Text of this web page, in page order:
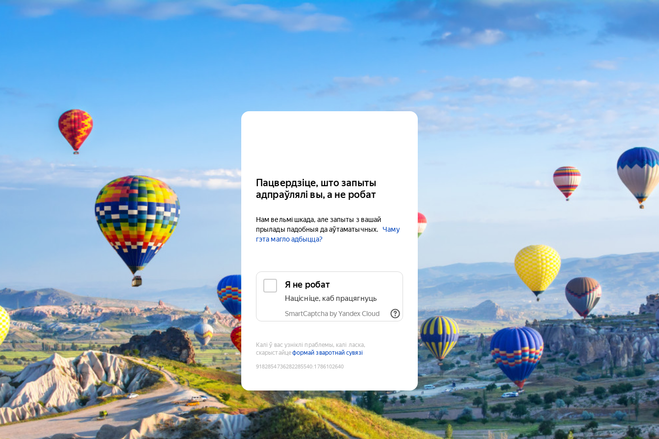
Пацвердзіце, што запыты
адпраўлялі вы, а не робат
Нам вельмі шкада, але запыты з вашай
прылады падобныя да аўтаматычных.
Чаму
гэта магло адбыцца?
Я не робат
Націсніце, каб працягнуць
SmartCaptcha by Yandex Cloud
Калі ў вас узніклі праблемы, калі ласка,
скарыстайцеформай зваротнай сувязі
9182854736282285540:1786102640